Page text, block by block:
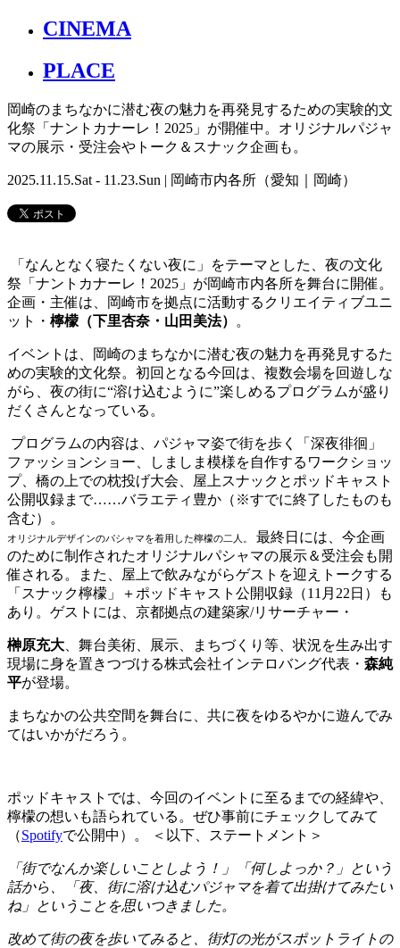
CINEMA
PLACE
岡崎のまちなかに潜む夜の魅力を再発見するための実験的文
化祭「ナントカナーレ！2025」が開催中。オリジナルパジャ
マの展示・受注会やトーク＆スナック企画も。
2025.11.15.Sat - 11.23.Sun | 岡崎市内各所（愛知｜岡崎）
「なんとなく寝たくない夜に」をテーマとした、夜の文化
祭「ナントカナーレ！2025」が岡崎市内各所を舞台に開催。
企画・主催は、岡崎市を拠点に活動するクリエイティブユニ
ット・ 檸檬（下里杏奈・山田美法） 。
イベントは、岡崎のまちなかに潜む夜の魅力を再発見するた
めの実験的文化祭。初回となる今回は、複数会場を回遊しな
がら、夜の街に“溶け込むように”楽しめるプログラムが盛り
だくさんとなっている。
プログラムの内容は、パジャマ姿で街を歩く「深夜徘徊」
ファッションショー、しましま模様を自作するワークショッ
プ、橋の上での枕投げ大会、屋上スナックとポッドキャスト
公開収録まで……バラエティ豊か（※すでに終了したものも
含む）。
オリジナルデザインのパシャマを着用した檸檬の二人。
最終日には、今企画
のために制作されたオリジナルパシャマの展示＆受注会も開
催される。また、屋上で飲みながらゲストを迎えトークする
「スナック檸檬」＋ポッドキャスト公開収録（11月22日）も
あり。ゲストには、京都拠点の建築家/リサーチャー・
榊原充大 、舞台美術、展示、まちづくり等、状況を生み出す
現場に身を置きつづける株式会社インテロバング代表・ 森純
平が登場。
まちなかの公共空間を舞台に、共に夜をゆるやかに遊んでみ
てはいかがだろう。
ポッドキャストでは、今回のイベントに至るまでの経緯や、
檸檬の想いも語られている。ぜひ事前にチェックしてみて
（Spotifyで公開中）。 ＜以下、ステートメント＞
「街でなんか楽しいことしよう！」「何しよっか？」という
話から、「夜、街に溶け込むパジャマを着て出掛けてみたい
ね」ということを思いつきました。
改めて街の夜を歩いてみると、街灯の光がスポットライトの